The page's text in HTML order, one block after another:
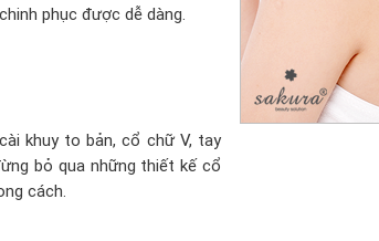
phục được dễ dàng.
khuy to bản, cổ chữ V, tay
bỏ qua những thiết kế cổ
cách.